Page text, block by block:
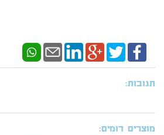
תגובות:
מוצרים דומים: